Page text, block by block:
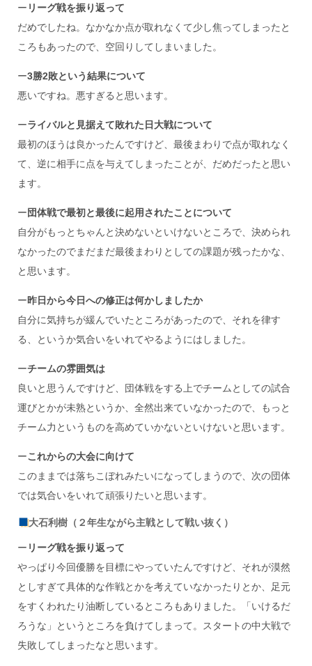
ー リーグ戦を振り返って
だめでしたね。なかなか点が取れなくて少し焦ってしまったと
ころもあったので、空回りしてしまいました。
ー3勝2敗という結果について
悪いですね。悪すぎると思います。
ーライバルと見据えて敗れた日大戦について
最初のほうは良かったんですけど、最後まわりで点が取れなく
て、逆に相手に点を与えてしまったことが、だめだったと思い
ます。
ー団体戦で最初と最後に起用されたことについて
自分がもっとちゃんと決めないといけないところで、決められ
なかったのでまだまだ最後まわりとしての課題が残ったかな、
と思います。
ー昨日から今日への修正は何かしましたか
自分に気持ちが緩んでいたところがあったので、それを律す
る、というか気合いをいれてやるようにはしました。
ーチームの雰囲気は
良いと思うんですけど、団体戦をする上でチームとしての試合
運びとかが未熟というか、全然出来ていなかったので、もっと
チーム力というものを高めていかないといけないと思います。
ーこれからの大会に向けて
このままでは落ちこぼれみたいになってしまうので、次の団体
では気合いをいれて頑張りたいと思います。
大石利樹（２年生ながら主戦として戦い抜く）
ー リーグ戦を振り返って
やっぱり今回優勝を目標にやっていたんですけど、それが漠然
としすぎて具体的な作戦とかを考えていなかったりとか、足元
をすくわれたり油断しているところもありました。「いけるだ
ろうな」というところを負けてしまって。スタートの中大戦で
失敗してしまったなと思います。